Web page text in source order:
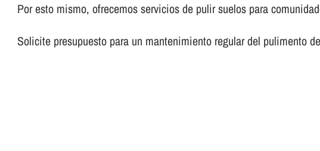
Por esto mismo, ofrecemos servicios de pulir suelos para
Solicite presupuesto para un mantenimiento regular del pulimento